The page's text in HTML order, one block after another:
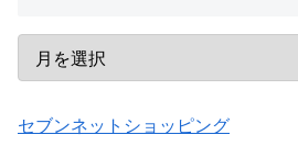
セブンネットショッピング